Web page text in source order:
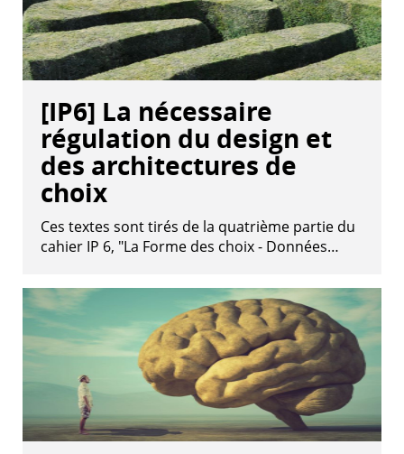
[IP6] La nécessaire
régulation du design et
des architectures de
choix
Ces textes sont tirés de la quatrième partie du
cahier IP 6, "La Forme des choix - Données…